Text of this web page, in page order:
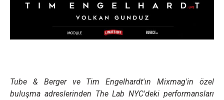
Tube & Berger ve Tim Engelhardt'ın Mixmag'in özel
buluşma adreslerinden The Lab NYC'deki performansları